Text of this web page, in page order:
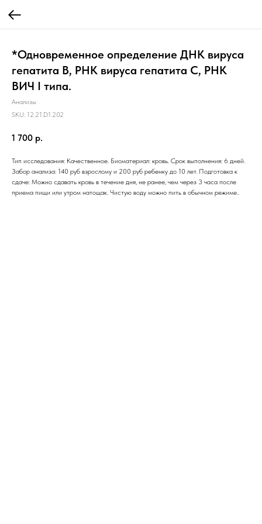
*Одновременное определение ДНК вируса
гепатита В, РНК вируса гепатита С, РНК
ВИЧ I типа.
Анализы
SKU: 12.21.D1.202
1 700 р.
Тип исследования: Качественное. Биоматериал: кровь. Срок выполнения: 6 дней.
Забор анализа: 140 руб взрослому и 200 руб ребенку до 10 лет. Подготовка к
сдаче: Можно сдавать кровь в течение дня, не ранее, чем через 3 часа после
приема пищи или утром натощак. Чистую воду можно пить в обычном режиме..